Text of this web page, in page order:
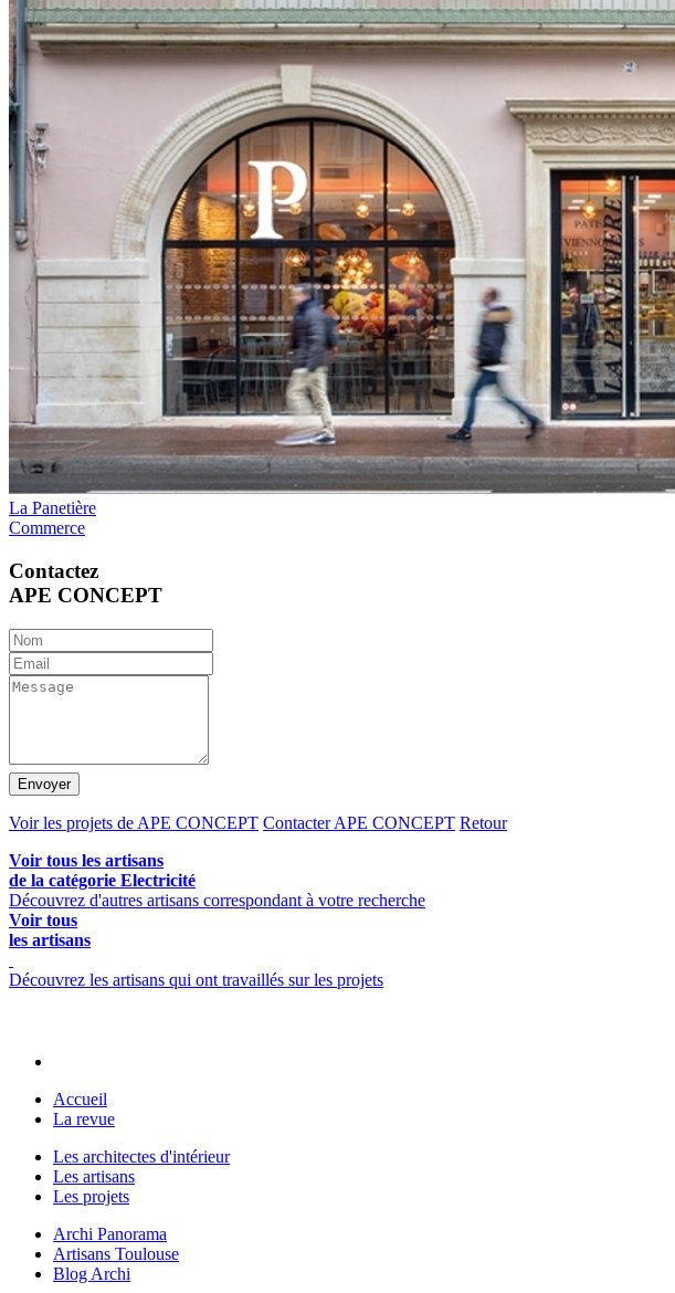
La Panetière
Commerce
Contactez
APE CONCEPT
Envoyer
Voir les projets de APE CONCEPT Contacter APE CONCEPT Retour
Voir tous les artisans
de la catégorie Electricité
Découvrez d'autres artisans correspondant à votre recherche
Voir tous
les artisans
Découvrez les artisans qui ont travaillés sur les projets
Accueil
La revue
Les architectes d'intérieur
Les artisans
Les projets
Archi Panorama
Artisans Toulouse
Blog Archi